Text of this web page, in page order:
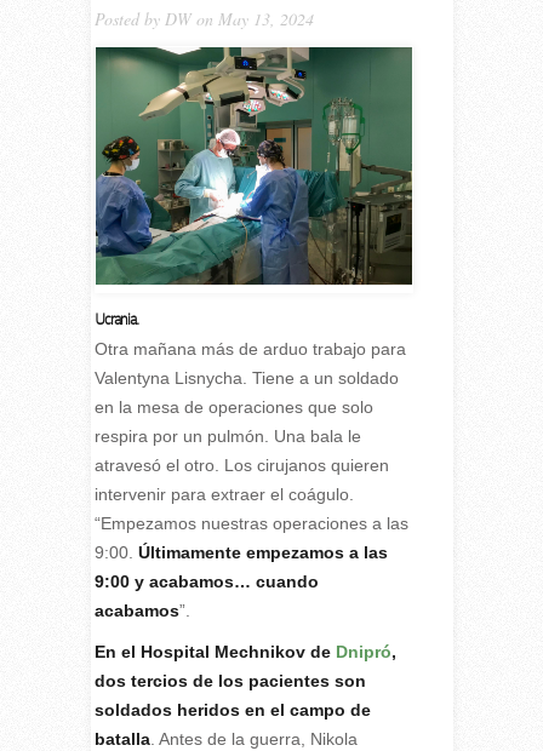
Posted by DWon May 13, 2024
Ucrania.
Otra mañana más de arduo trabajo para
Valentyna Lisnycha. Tiene a un soldado
en la mesa de operaciones que solo
respira por un pulmón. Una bala le
atravesó el otro. Los cirujanos quieren
intervenir para extraer el coágulo.
“Empezamos nuestras operaciones a las
9:00. Últimamente empezamos a las
9:00 y acabamos… cuando
acabamos”.
En el Hospital Mechnikov deDnipró,
dos tercios de los pacientes son
soldados heridos en el campo de
batalla. Antes de la guerra, Nikola